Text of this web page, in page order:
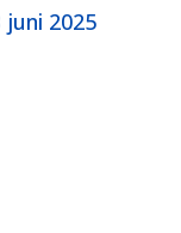
juni 2025